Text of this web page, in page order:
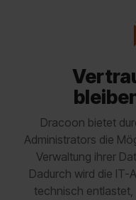
Dracoon bietet
Administrators die
Verwaltung ihrer
Dadurch wird die
technisch